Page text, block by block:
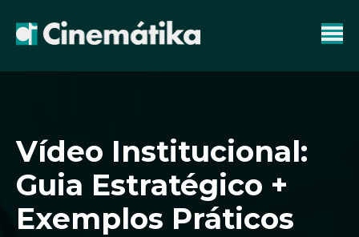
Vídeo Institucional:
Guia Estratégico +
Exemplos Práticos